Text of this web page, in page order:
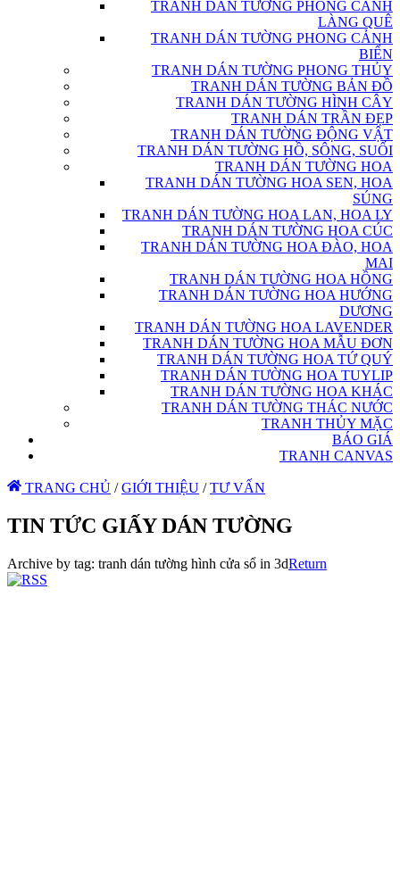
TRANH DÁN TƯỜNG PHONG CẢNH
LÀNG QUÊ
TRANH DÁN TƯỜNG PHONG CẢNH
BIỂN
TRANH DÁN TƯỜNG PHONG THỦY
TRANH DÁN TƯỜNG BẢN ĐỒ
TRANH DÁN TƯỜNG HÌNH CÂY
TRANH DÁN TRẦN ĐẸP
TRANH DÁN TƯỜNG ĐỘNG VẬT
TRANH DÁN TƯỜNG HỒ, SÔNG, SUỐI
TRANH DÁN TƯỜNG HOA
TRANH DÁN TƯỜNG HOA SEN, HOA
SÚNG
TRANH DÁN TƯỜNG HOA LAN, HOA LY
TRANH DÁN TƯỜNG HOA CÚC
TRANH DÁN TƯỜNG HOA ĐÀO, HOA
MAI
TRANH DÁN TƯỜNG HOA HỒNG
TRANH DÁN TƯỜNG HOA HƯỚNG
DƯƠNG
TRANH DÁN TƯỜNG HOA LAVENDER
TRANH DÁN TƯỜNG HOA MẪU ĐƠN
TRANH DÁN TƯỜNG HOA TỨ QUÝ
TRANH DÁN TƯỜNG HOA TUYLIP
TRANH DÁN TƯỜNG HOA KHÁC
TRANH DÁN TƯỜNG THÁC NƯỚC
TRANH THỦY MẶC
BÁO GIÁ
TRANH CANVAS
TRANG CHỦ / GIỚI THIỆU / TƯ VẤN
TIN TỨC GIẤY DÁN TƯỜNG
Archive by tag: tranh dán tường hình cửa sổ in 3dReturn